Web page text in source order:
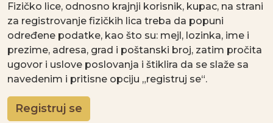
Fizičko lice, odnosno krajnji korisnik, kupac, na strani
za registrovanje fizičkih lica treba da popuni
određene podatke, kao što su: mejl, lozinka, ime i
prezime, adresa, grad i poštanski broj, zatim pročita
ugovor i uslove poslovanja i štiklira da se slaže sa
navedenim i pritisne opciju „registruj se“.
Registruj se